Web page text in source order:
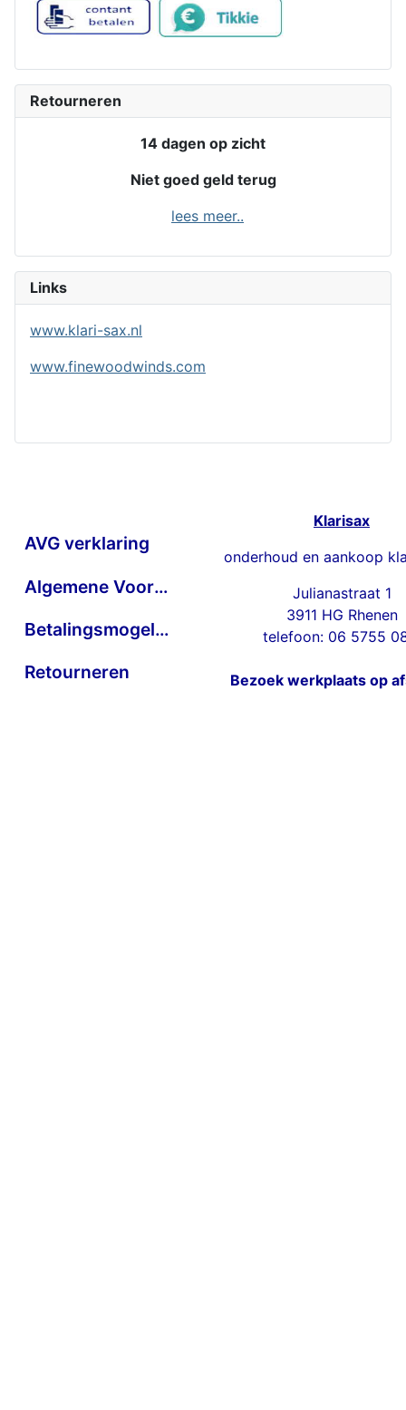
Retourneren
14 dagen op zicht
Niet goed geld terug
lees meer..
Links
www.klari-sax.nl
www.finewoodwinds.com
AVG verklaring
Algemene Voorwaarden
Betalingsmogelijkheden
Retourneren
Klarisax
onderhoud en aankoop
Julianastraat 1
3911 HG Rhenen
telefoon: 06 5755
Bezoek werkplaats op